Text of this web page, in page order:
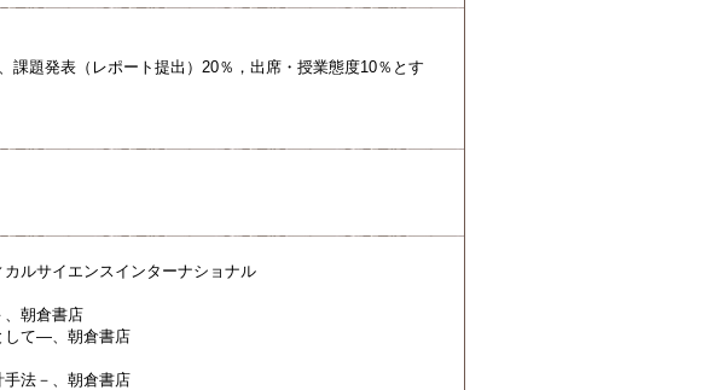
課題発表（レポート提出）20％，出席・授業態度10％とす
ルサイエンスインターナショナル
、朝倉書店
して―、朝倉書店
法－、朝倉書店